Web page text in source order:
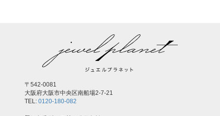
〒542-0081
大阪府大阪市中央区南船場2-7-21
TEL: 0120-180-082